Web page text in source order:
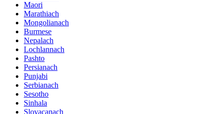
Maori
Marathiach
Mongolianach
Burmese
Nepalach
Lochlannach
Pashto
Persianach
Punjabi
Serbianach
Sesotho
Sinhala
Slovacanach